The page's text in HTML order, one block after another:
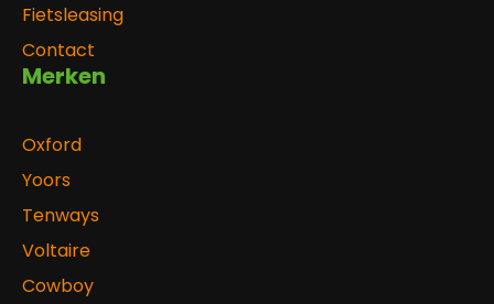
Fietsleasing
Contact
Merken
Oxford
Yoors
Tenways
Voltaire
Cowboy